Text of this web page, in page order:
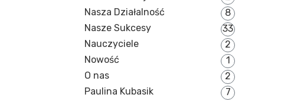
Nasza Działalność
8
Nasze Sukcesy
33
Nauczyciele
2
Nowość
1
O nas
2
Paulina Kubasik
7